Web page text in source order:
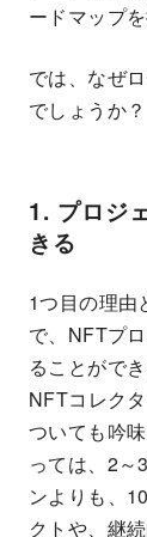
ードマップ
では、なぜ
でしょうか？
1. プロジ
きる
1つ目の理由
で、NFTプ
ることがで
NFTコレク
ついても吟
っては、2～
ンよりも、
クトや、継